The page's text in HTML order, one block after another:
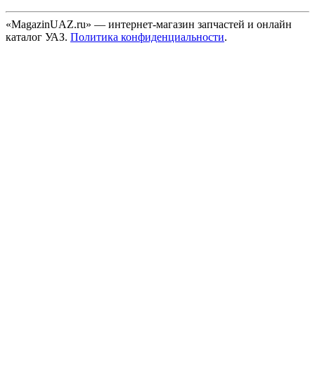
«MagazinUAZ.ru» — интернет-магазин запчастей и онлайн
каталог УАЗ. Политика конфиденциальности.